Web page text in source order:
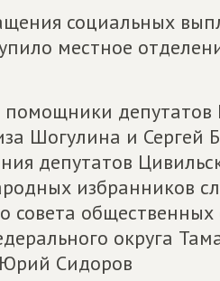
социальных
местное
Шогулина и Сергей
депутатов
избранников
совета
округа
Сидоров